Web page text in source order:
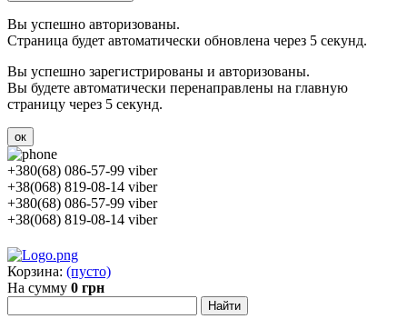
Вы успешно авторизованы.
Страница будет автоматически обновлена через 5 секунд.
Вы успешно зарегистрированы и авторизованы.
Вы будете автоматически перенаправлены на главную
страницу через 5 секунд.
ок
+380(68) 086-57-99 viber
+38(068) 819-08-14 viber
+380(68) 086-57-99 viber
+38(068) 819-08-14 viber
Корзина: (пусто)
На сумму 0 грн